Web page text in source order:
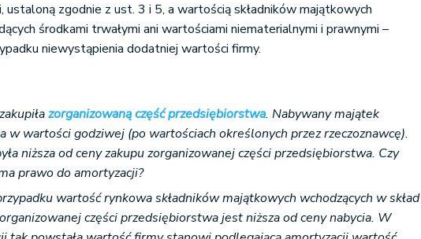
ustaloną zgodnie z ust. 3 i 5, a wartością składników majątkowych
środkami trwałymi ani wartościami niematerialnymi i prawnymi –
niewystąpienia dodatniej wartości firmy.
zorganizowaną część przedsiębiorstwa. Nabywany majątek
w wartości godziwej (po wartościach określonych przez rzeczoznawcę).
niższa od ceny zakupu zorganizowanej części przedsiębiorstwa. Czy
prawo do amortyzacji?
wartość rynkowa składników majątkowych wchodzących w skład
części przedsiębiorstwa jest niższa od ceny nabycia. W